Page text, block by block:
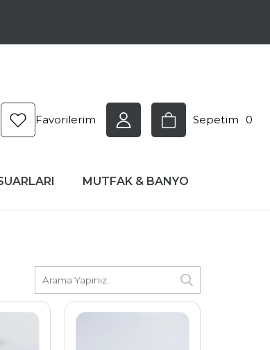
Sepetim 0
Favorilerim
MUTFAK & BANYO